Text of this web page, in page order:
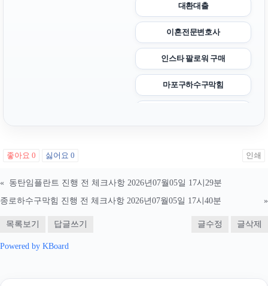
대환대출
이혼전문변호사
인스타 팔로워 구매
마포구하수구막힘
좋아요 0 싫어요 0 인쇄
« 동탄임플란트 진행 전 체크사항 2026년07월05일 17시29분
종로하수구막힘 진행 전 체크사항 2026년07월05일 17시40분
»
목록보기 답글쓰기 글수정 글삭제
Powered by KBoard